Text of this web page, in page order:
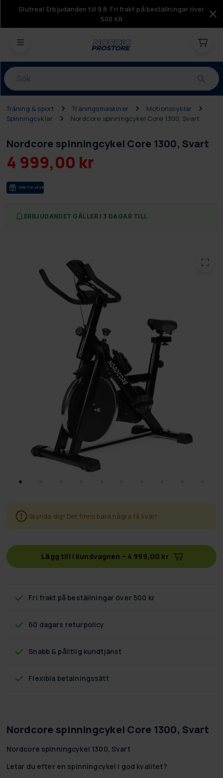
Slutrea! Erbjudanden till 9.8. Fri frakt på beställningar över
500 KR
Produkter
Träning & sport Träningsmaskiner
Motionscyklar
Spinningcyklar
Nordcore spinningcykel Core 1300, Svart
Nordcore spinningcykel Core 1300, Svart
4 999,00 kr
GRA­TIS LE­VE­RANS
ERBJUDANDET GÄLLER I 3 DAGAR TILL
Skynda dig! Det finns bara några få kvar!
Lägg till i kundvagnen – 4 999,00 kr
Fri frakt på beställningar över 500 kr
60 dagars returpolicy
Snabb & pålitlig kundtjänst
Flexibla betalningssätt
Nordcore spinningcykel Core 1300, Svart
Nordcore spinningcykel 1300, Svart
Letar du efter en spinningcykel i god kvalitet?